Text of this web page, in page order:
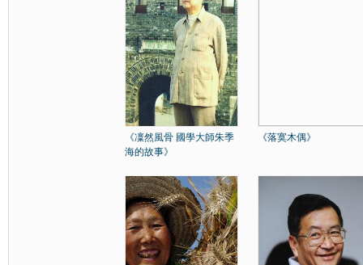
《凜然風骨 國學大師朱季
海的故事》
《落寞木偶》